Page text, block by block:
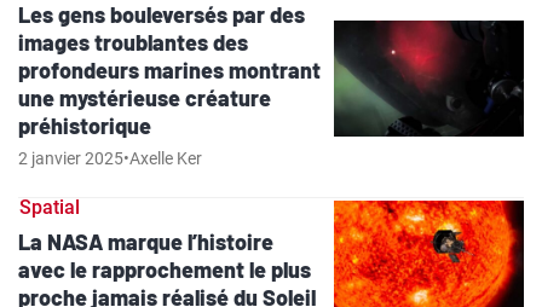
Les gens bouleversés par des
images troublantes des
profondeurs marines montrant
une mystérieuse créature
préhistorique
2 janvier 2025•Axelle Ker
Spatial
La NASA marque l’histoire
avec le rapprochement le plus
proche jamais réalisé du Soleil